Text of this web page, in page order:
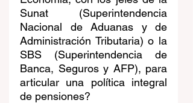
Sunat (Superintendencia
Nacional de Aduanas y de
Administración Tributaria) o la
SBS (Superintendencia de
Banca, Seguros y AFP), para
articular una política integral
de pensiones?